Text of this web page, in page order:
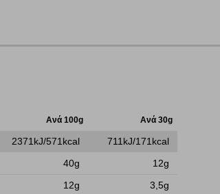
Ανά 100g Ανά 30g
2371kJ/571kcal
711kJ/171kcal
40g
12g
12g
3,5g
τα οποία, μέσω του προγράμματος
περιήγησης ή, εφ΄ όσον το επιλέξετε,
Έχετε τη δυνατότητα να επιλέξετε τις λοιπές
Μπορούν να ορισθούν από εμάς ή /και από
αυτές τις λειτουργίες ενδέχεται να μην